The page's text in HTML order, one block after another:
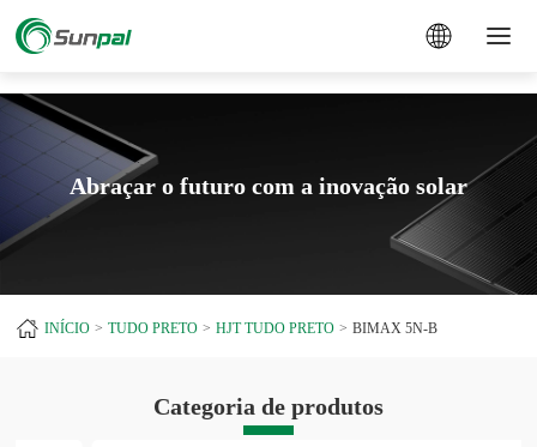
Abraçar o futuro com a inovação solar
INÍCIO TUDO PRETO HJT TUDO PRETO BIMAX 5N-B
Categoria de produtos